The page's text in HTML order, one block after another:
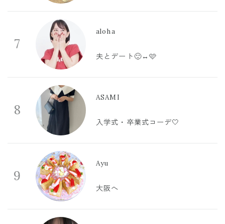
7
aloha
夫とデート🙂‍↔️🩷
8
ASAMI
入学式・卒業式コーデ🤍
9
Ayu
大阪へ